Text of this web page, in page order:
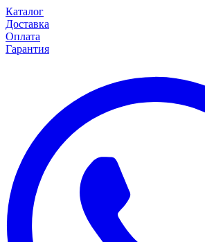
Каталог
Доставка
Оплата
Гарантия